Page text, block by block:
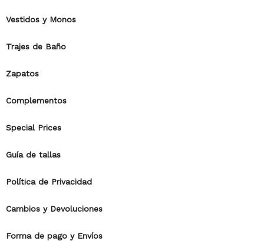
Vestidos y Monos
Trajes de Baño
Zapatos
Complementos
Special Prices
Guía de tallas
Política de Privacidad
Cambios y Devoluciones
Forma de pago y Envíos